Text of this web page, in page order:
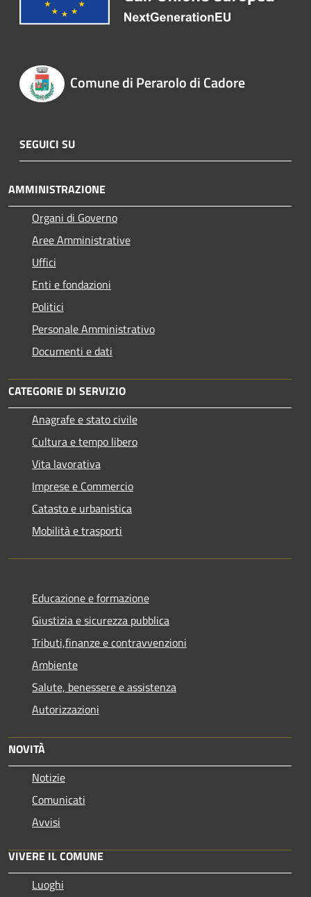
Comune di Perarolo di Cadore
SEGUICI SU
AMMINISTRAZIONE
Organi di Governo
Aree Amministrative
Uffici
Enti e fondazioni
Politici
Personale Amministrativo
Documenti e dati
CATEGORIE DI SERVIZIO
Anagrafe e stato civile
Cultura e tempo libero
Vita lavorativa
Imprese e Commercio
Catasto e urbanistica
Mobilità e trasporti
Educazione e formazione
Giustizia e sicurezza pubblica
Tributi,finanze e contravvenzioni
Ambiente
Salute, benessere e assistenza
Autorizzazioni
NOVITÀ
Notizie
Comunicati
Avvisi
VIVERE IL COMUNE
Luoghi